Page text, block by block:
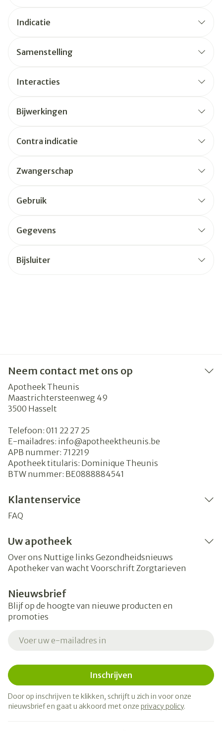
Indicatie
Samenstelling
Interacties
Bijwerkingen
Contra indicatie
Zwangerschap
Gebruik
Gegevens
Bijsluiter
Neem contact met ons op
Apotheek Theunis
Maastrichtersteenweg 49
3500 Hasselt
Telefoon: 011 22 27 25
E-mailadres: info@apotheektheunis.be
APB nummer: 712219
Apotheek titularis: Dominique Theunis
BTW nummer: BE0888884541
Klantenservice
FAQ
Uw apotheek
Over ons Nuttige links Gezondheidsnieuws
Apotheker van wacht Voorschrift Zorgtarieven
Nieuwsbrief
Blijf op de hoogte van nieuwe producten en
promoties
Inschrijven
Door op inschrijven te klikken, schrijft u zich in voor onze
nieuwsbrief en gaat u akkoord met onze privacy policy.